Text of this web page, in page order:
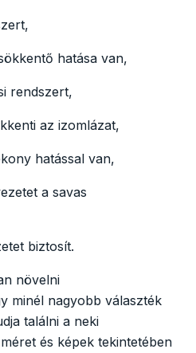
hatása van,
rendszert,
az izomlázat,
hatással van,
a savas
biztosít.
növelni
minél nagyobb választék
találni a neki
és képek tekintetében